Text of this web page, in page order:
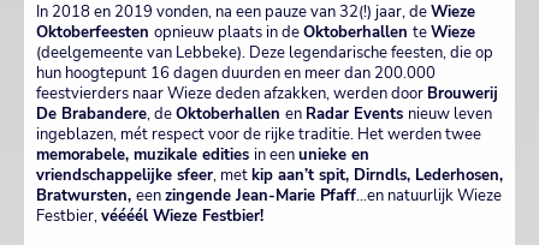
In 2018 en 2019 vonden, na een pauze van 32(!) jaar, deWieze
Oktoberfeesten opnieuw plaats in deOktoberhallen teWieze
(deelgemeente van Lebbeke). Deze legendarische feesten, die op
hun hoogtepunt 16 dagen duurden en meer dan 200.000
feestvierders naar Wieze deden afzakken, werden door Brouwerij
De Brabandere, deOktoberhallen en Radar Events nieuw leven
ingeblazen, mét respect voor de rijke traditie. Het werden twee
memorabele, muzikale edities in eenunieke en
vriendschappelijke sfeer, metkip aan’t spit, Dirndls, Lederhosen,
Bratwursten, eenzingende Jean-Marie Pfaff…en natuurlijk Wieze
Festbier,véééél Wieze Festbier!